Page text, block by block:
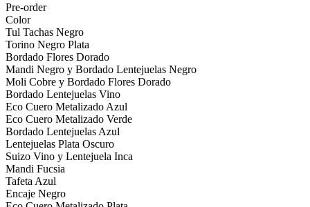
Pre-order
Color
Tul Tachas Negro
Torino Negro Plata
Bordado Flores Dorado
Mandi Negro y Bordado Lentejuelas Negro
Moli Cobre y Bordado Flores Dorado
Bordado Lentejuelas Vino
Eco Cuero Metalizado Azul
Eco Cuero Metalizado Verde
Bordado Lentejuelas Azul
Lentejuelas Plata Oscuro
Suizo Vino y Lentejuela Inca
Mandi Fucsia
Tafeta Azul
Encaje Negro